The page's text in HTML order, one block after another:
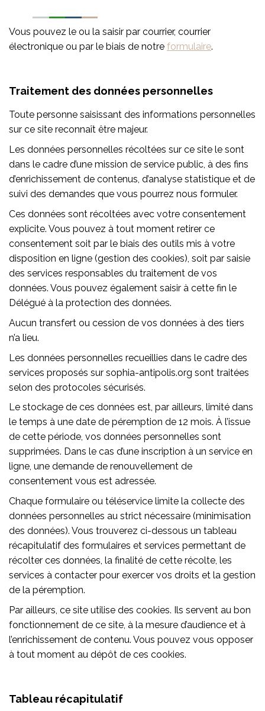
Vous pouvez le ou la saisir par courrier, courrier
électronique ou par le biais de notre formulaire.
Traitement des données personnelles
Toute personne saisissant des informations personnelles
sur ce site reconnaît être majeur.
Les données personnelles récoltées sur ce site le sont
dans le cadre d’une mission de service public, à des fins
d’enrichissement de contenus, d’analyse statistique et de
suivi des demandes que vous pourrez nous formuler.
Ces données sont récoltées avec votre consentement
explicite. Vous pouvez à tout moment retirer ce
consentement soit par le biais des outils mis à votre
disposition en ligne (gestion des cookies), soit par saisie
des services responsables du traitement de vos
données. Vous pouvez également saisir à cette fin le
Délégué à la protection des données.
Aucun transfert ou cession de vos données à des tiers
n’a lieu.
Les données personnelles recueillies dans le cadre des
services proposés sur sophia-antipolis.org sont traitées
selon des protocoles sécurisés.
Le stockage de ces données est, par ailleurs, limité dans
le temps à une date de péremption de 12 mois. À l’issue
de cette période, vos données personnelles sont
supprimées. Dans le cas d’une inscription à un service en
ligne, une demande de renouvellement de
consentement vous est adressée.
Chaque formulaire ou téléservice limite la collecte des
données personnelles au strict nécessaire (minimisation
des données). Vous trouverez ci-dessous un tableau
récapitulatif des formulaires et services permettant de
récolter ces données, la finalité de cette récolte, les
services à contacter pour exercer vos droits et la gestion
de la péremption.
Par ailleurs, ce site utilise des cookies. Ils servent au bon
fonctionnement de ce site, à la mesure d’audience et à
l’enrichissement de contenu. Vous pouvez vous opposer
à tout moment au dépôt de ces cookies.
Tableau récapitulatif